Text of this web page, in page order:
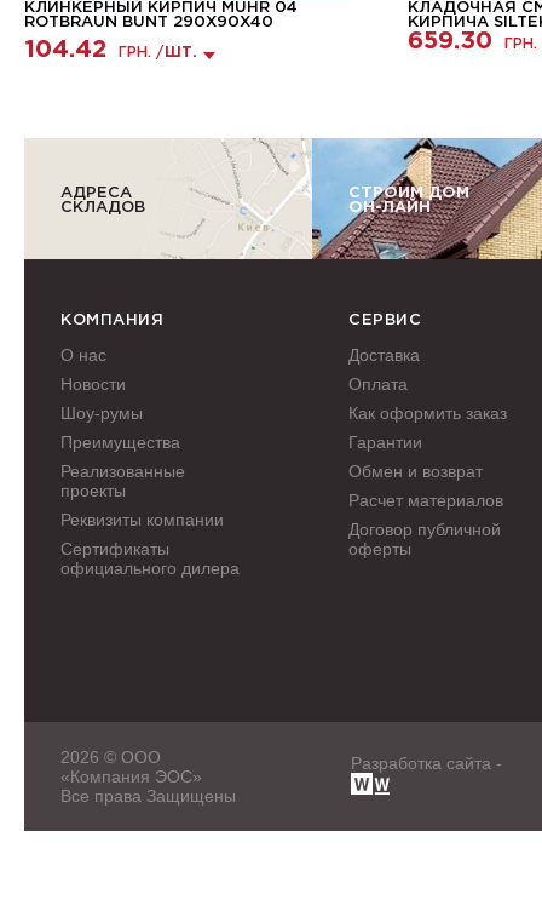
КЛИНКЕРНЫЙ КИРПИЧ MUHR 04
ROTBRAUN BUNT 290Х90Х40
104.42 ГРН. / ШТ.
КЛАДОЧНАЯ
КИРПИЧА
659.30 ГРН.
АДРЕСА
СКЛАДОВ
СТРОИМ ДОМ
ОН-ЛАЙН
КОМПАНИЯ
О нас
Новости
Шоу-румы
Преимущества
Реализованные
проекты
Реквизиты компании
Сертификаты
официального дилера
СЕРВИС
Доставка
Оплата
Как оформить заказ
Гарантии
Обмен и возврат
Расчет материалов
Договор публичной
оферты
2026 © ООО
«Компания ЭОС»
Все права Защищены
Разработка сайта -